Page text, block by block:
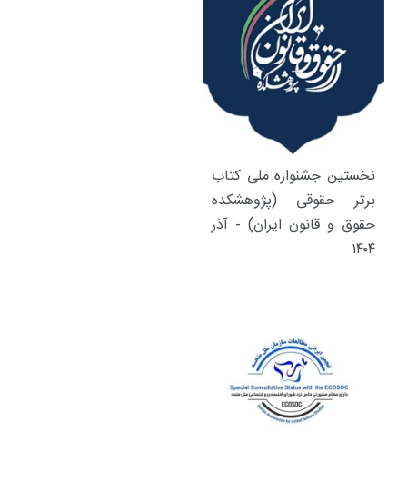
نخستین جشنواره ملی کتاب
برتر حقوقی (پژوهشکده
حقوق و قانون ایران) - آذر
۱۴۰۴